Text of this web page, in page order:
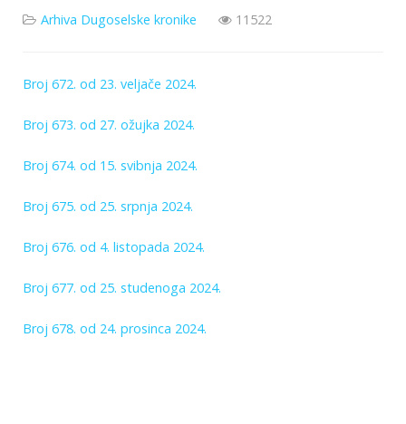
Arhiva Dugoselske kronike 11522
Broj 672. od 23. veljače 2024.
Broj 673. od 27. ožujka 2024.
Broj 674. od 15. svibnja 2024.
Broj 675. od 25. srpnja 2024.
Broj 676. od 4. listopada 2024.
Broj 677. od 25. studenoga 2024.
Broj 678. od 24. prosinca 2024.